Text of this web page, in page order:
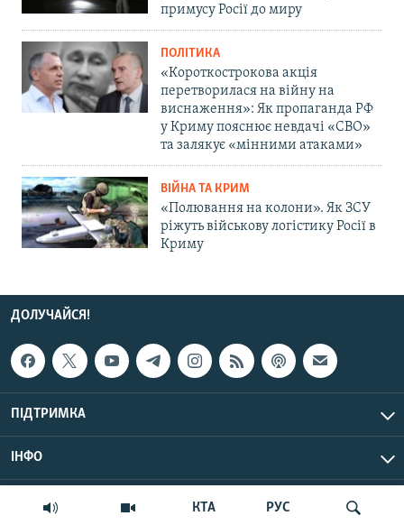
КТА РУС
примусу Росії до миру
ПОЛІТИКА
«Короткострокова акція
перетворилася на війну на
виснаження»: Як пропаганда РФ
у Криму пояснює невдачі «СВО»
та залякує «мінними атаками»
ВІЙНА ТА КРИМ
«Полювання на колони». Як ЗСУ
ріжуть військову логістику Росії в
Криму
ДОЛУЧАЙСЯ!
ПІДТРИМКА
ІНФО
© Крим.Реалії, 2026 | Усі права застережено.